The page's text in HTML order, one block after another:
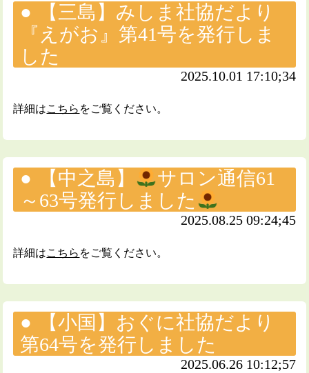
【三島】みしま社協だより
『えがお』第41号を発行しま
した
2025.10.01 17:10;34
詳細はこちら をご覧ください。
【中之島】
サロン通信61
～63号発行しました
2025.08.25 09:24;45
詳細はこちら をご覧ください。
【小国】おぐに社協だより
第64号を発行しました
2025.06.26 10:12;57